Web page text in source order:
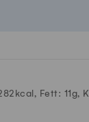
kcal, Fett: 11 g,